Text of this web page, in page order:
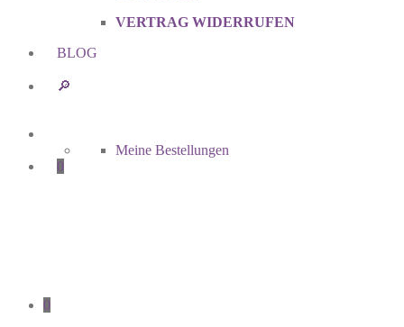
VERTRAG WIDERRUFEN
BLOG
🔎︎
Meine Bestellungen
0
0